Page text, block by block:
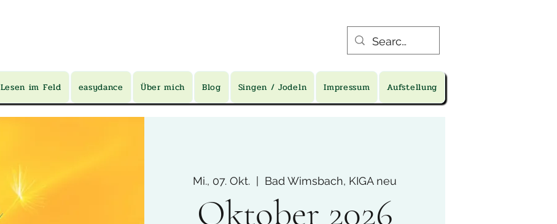
Lesen im Feld easydance Über mich Blog Singen / Jodeln Impressum Aufstellung
Mi., 07. Okt. Bad Wimsbach, KIGA neu
Oktober 2026